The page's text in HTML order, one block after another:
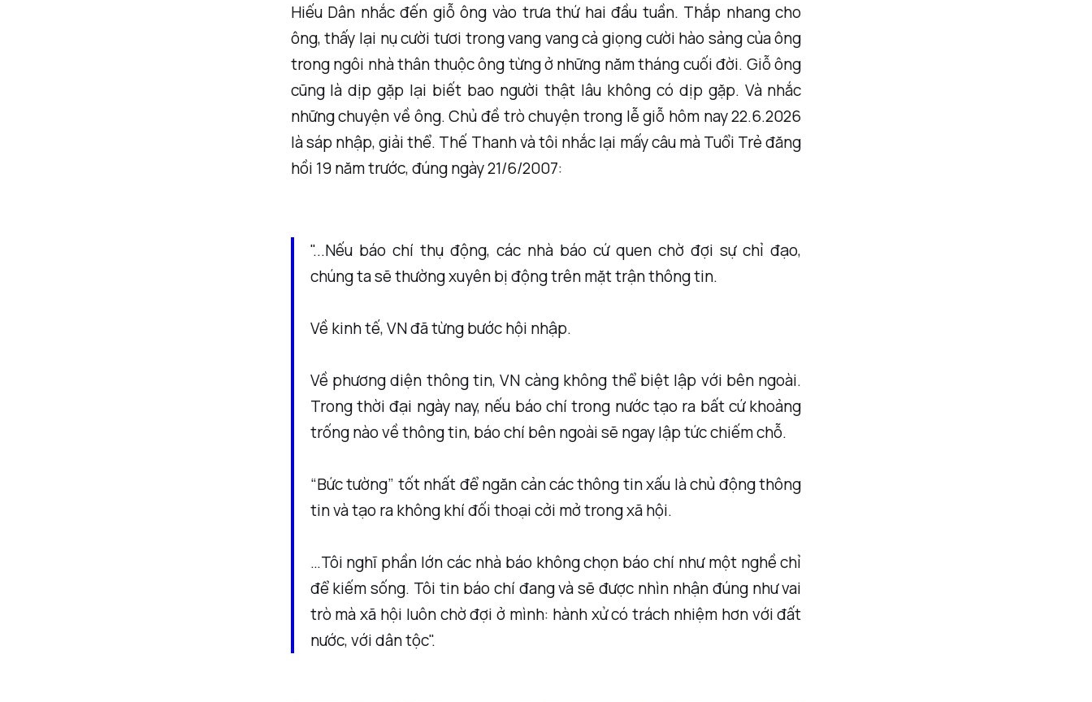
Hiếu Dân nhắc đến giỗ ông vào trưa thứ hai đầu tuần. Thắp nhang cho
ông, thấy lại nụ cười tươi trong vang vang cả giọng cười hào sảng của ông
trong ngôi nhà thân thuộc ông từng ở những năm tháng cuối đời. Giỗ ông
cũng là dịp gặp lại biết bao người thật lâu không có dịp gặp. Và nhắc
những chuyện về ông. Chủ đề trò chuyện trong lễ giỗ hôm nay 22.6.2026
là sáp nhập, giải thể. Thế Thanh và tôi nhắc lại mấy câu mà Tuổi Trẻ đăng
hồi 19 năm trước, đúng ngày 21/6/2007:
"...Nếu báo chí thụ động, các nhà báo cứ quen chờ đợi sự chỉ đạo,
chúng ta sẽ thường xuyên bị động trên mặt trận thông tin.
Về kinh tế, VN đã từng bước hội nhập.
Về phương diện thông tin, VN càng không thể biệt lập với bên ngoài.
Trong thời đại ngày nay, nếu báo chí trong nước tạo ra bất cứ khoảng
trống nào về thông tin, báo chí bên ngoài sẽ ngay lập tức chiếm chỗ.
“Bức tường” tốt nhất để ngăn cản các thông tin xấu là chủ động thông
tin và tạo ra không khí đối thoại cởi mở trong xã hội.
…Tôi nghĩ phần lớn các nhà báo không chọn báo chí như một nghề chỉ
để kiếm sống. Tôi tin báo chí đang và sẽ được nhìn nhận đúng như vai
trò mà xã hội luôn chờ đợi ở mình: hành xử có trách nhiệm hơn với đất
nước, với dân tộc".